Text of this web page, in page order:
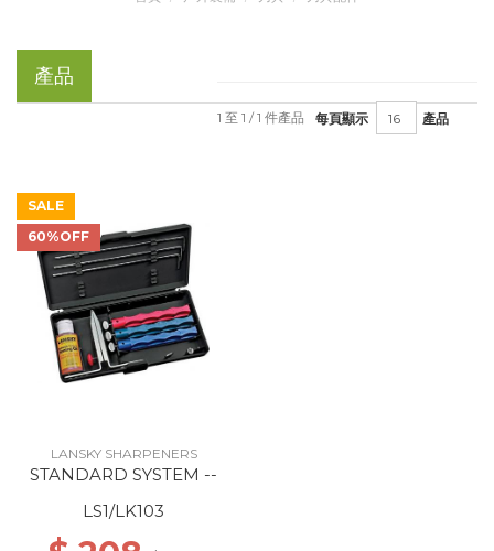
產品
每頁顯示 產品
1 至 1 / 1 件產品
SALE
60%OFF
LANSKY SHARPENERS
STANDARD SYSTEM --
LS1/LK103